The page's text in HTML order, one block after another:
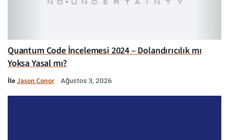
Quantum Code İncelemesi 2024 – Dolandırıcılık mı
Yoksa Yasal mı?
İleJason Conor Ağustos 3, 2026